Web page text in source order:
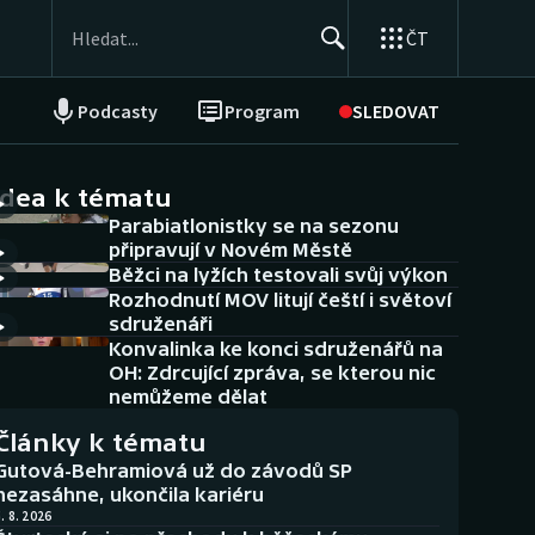
ČT
Podcasty Program SLEDOVAT
NEPŘEHLÉDNĚTE
Historické návraty
Aplikace ČT sport
AZ kvíz
k tématu
Parabiatlonistky se na sezonu
připravují v Novém Městě
Běžci na lyžích testovali svůj výkon
Rozhodnutí MOV litují čeští i světoví
sdruženáři
Konvalinka ke konci sdruženářů na
OH: Zdrcující zpráva, se kterou nic
nemůžeme dělat
k tématu
Behramiová už do závodů SP
ukončila kariéru
8. 2026